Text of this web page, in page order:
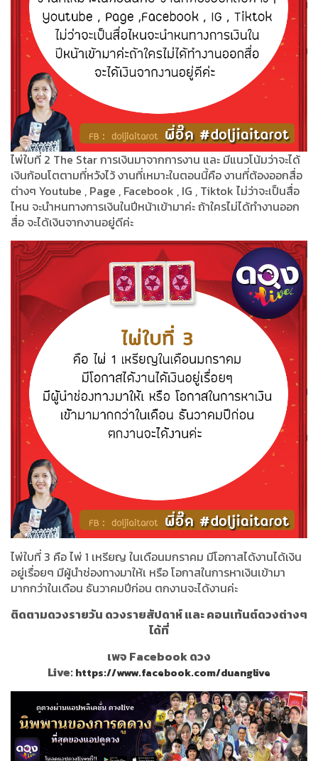
ไพ่ใบที่ 2 The Star การเงินมาจากการงาน และ มีแนวโน้มว่าจะได้
เงินก้อนโตตามที่หวังไว้ งานที่เหมาะในตอนนี้คือ งานที่ต้องออกสื่อ
ต่างๆ Youtube , Page , Facebook , IG , Tiktok ไม่ว่าจะเป็นสื่อ
ไหน จะนำหนทางการเงินในปีหน้าเข้ามาค่ะ ถ้าใครไม่ได้ทำงานออก
สื่อ จะได้เงินจากงานอยู่ดีค่ะ
ไพ่ใบที่ 3 คือ ไพ่ 1 เหรียญ ในเดือนมกราคม มีโอกาสได้งานได้เงิน
อยู่เรื่อยๆ มีผู้นำช่องทางมาให้เ หรือ โอกาสในการหาเงินเข้ามา
มากกว่าในเดือน ธันวาคมปีก่อน ตกงานจะได้งานค่ะ
ติดตามดวงรายวัน ดวงรายสัปดาห์ และ คอนเท้นต์ดวงต่างๆ
ได้ที่
เพจ Facebook ดวง
Live:https://www.facebook.com/duanglive